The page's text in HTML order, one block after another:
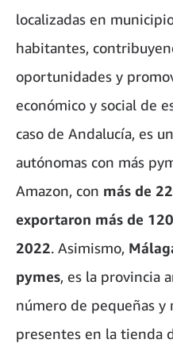
localizadas en
habitantes,
oportunidades y
económico y social de
caso de Andalucía, es
autónomas con más
Amazon, con más de
exportaron más de
2022. Asimismo,
pymes, es la provincia
número de pequeñas y
presentes en la tienda